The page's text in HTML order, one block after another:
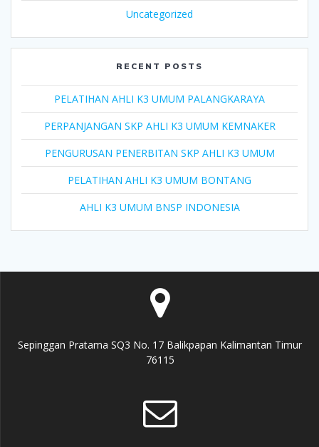
Uncategorized
RECENT POSTS
PELATIHAN AHLI K3 UMUM PALANGKARAYA
PERPANJANGAN SKP AHLI K3 UMUM KEMNAKER
PENGURUSAN PENERBITAN SKP AHLI K3 UMUM
PELATIHAN AHLI K3 UMUM BONTANG
AHLI K3 UMUM BNSP INDONESIA
Sepinggan Pratama SQ3 No. 17 Balikpapan Kalimantan Timur
76115